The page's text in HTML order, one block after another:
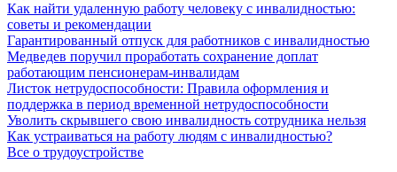
Как найти удаленную работу человеку с инвалидностью:
советы и рекомендации
Гарантированный отпуск для работников с инвалидностью
Медведев поручил проработать сохранение доплат
работающим пенсионерам-инвалидам
Листок нетрудоспособности: Правила оформления и
поддержка в период временной нетрудоспособности
Уволить скрывшего свою инвалидность сотрудника нельзя
Как устраиваться на работу людям с инвалидностью?
Все о трудоустройстве